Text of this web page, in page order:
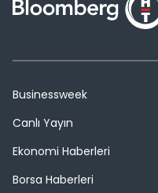
Businessweek
Canlı Yayın
Ekonomi Haberleri
Borsa Haberleri